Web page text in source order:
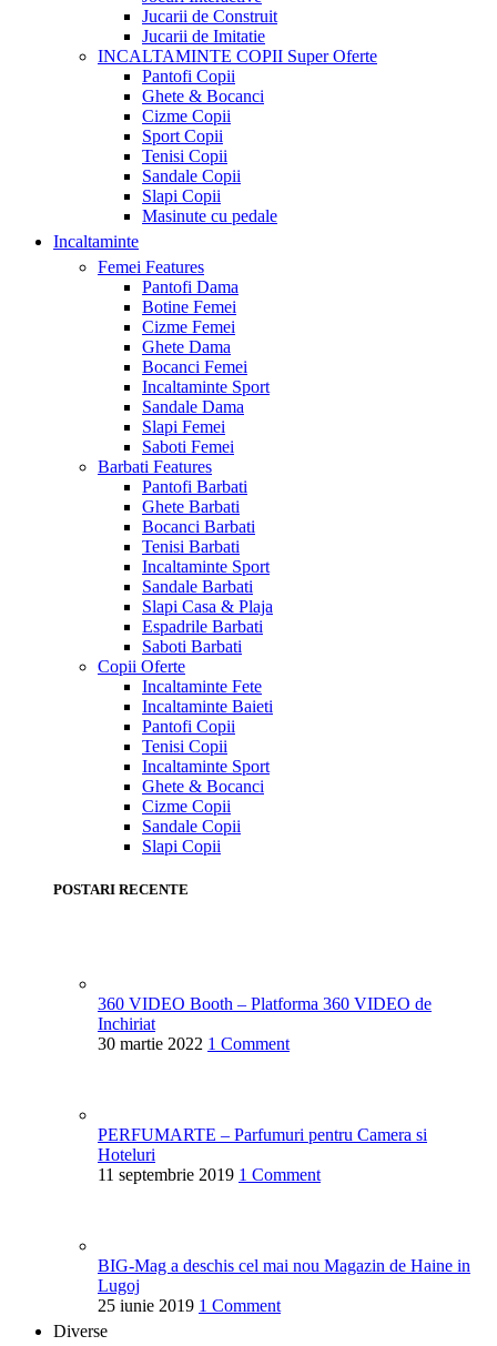
Jucarii de Construit
Jucarii de Imitatie
INCALTAMINTE COPII Super Oferte
Pantofi Copii
Ghete & Bocanci
Cizme Copii
Sport Copii
Tenisi Copii
Sandale Copii
Slapi Copii
Masinute cu pedale
Incaltaminte
Femei Features
Pantofi Dama
Botine Femei
Cizme Femei
Ghete Dama
Bocanci Femei
Incaltaminte Sport
Sandale Dama
Slapi Femei
Saboti Femei
Barbati Features
Pantofi Barbati
Ghete Barbati
Bocanci Barbati
Tenisi Barbati
Incaltaminte Sport
Sandale Barbati
Slapi Casa & Plaja
Espadrile Barbati
Saboti Barbati
Copii Oferte
Incaltaminte Fete
Incaltaminte Baieti
Pantofi Copii
Tenisi Copii
Incaltaminte Sport
Ghete & Bocanci
Cizme Copii
Sandale Copii
Slapi Copii
POSTARI RECENTE
360 VIDEO Booth – Platforma 360 VIDEO de
Inchiriat
30 martie 2022 1 Comment
PERFUMARTE – Parfumuri pentru Camera si
Hoteluri
11 septembrie 2019 1 Comment
BIG-Mag a deschis cel mai nou Magazin de Haine in
Lugoj
25 iunie 2019 1 Comment
Diverse